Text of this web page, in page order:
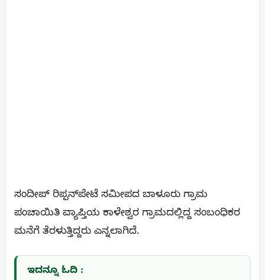
ಸಂದೀಪ್ ರಿಪ್ಪನ್‌ಪೇಟೆ ಸಮೀಪದ ಬಾಳೂರು ಗ್ರಾಮ
ಪಂಚಾಯಿತಿ ವ್ಯಾಪ್ತಿಯ ಕಾಳೇಶ್ವರ ಗ್ರಾಮದಲ್ಲಿದ್ದ ಸಂಬಂಧಿಕರ
ಮನೆಗೆ ತೆರಳುತ್ತಿದ್ದರು ಎನ್ನಲಾಗಿದೆ.
ಇದನ್ನೂ ಓದಿ :